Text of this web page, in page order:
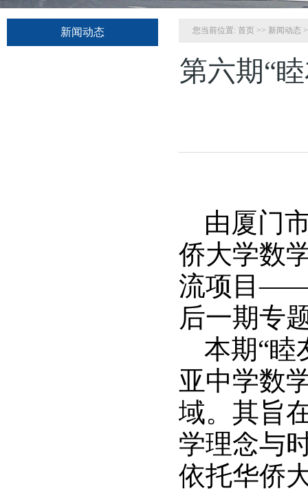
新闻动态 您当前位置: 首页 >> 新闻动态
第六期“
由厦门
侨大学数
流项目——
后一期专
本期“
亚中学数
域。其旨
学理念与
依托华侨